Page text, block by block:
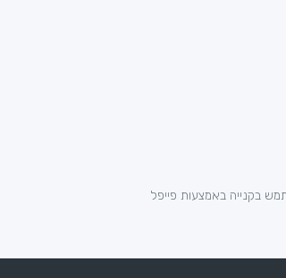
בקנייה באמצעות פייפל